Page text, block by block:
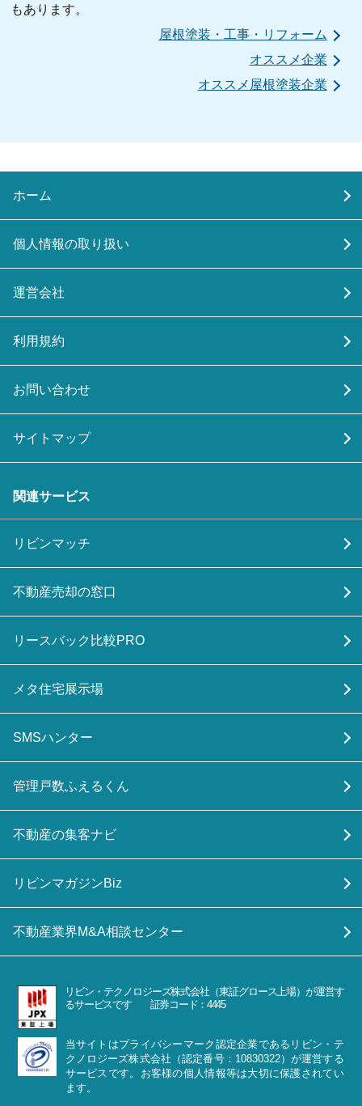
もあります。
屋根塗装・工事・リフォーム
オススメ企業
オススメ屋根塗装企業
ホーム
個人情報の取り扱い
運営会社
利用規約
お問い合わせ
サイトマップ
関連サービス
リビンマッチ
不動産売却の窓口
リースバック比較PRO
メタ住宅展示場
SMSハンター
管理戸数ふえるくん
不動産の集客ナビ
リビンマガジンBiz
不動産業界M&A相談センター
リビン・テクノロジーズ株式会社（東証グロース上場）が運営す
るサービスです 証券コード：4445
当サイトはプライバシーマーク認定企業であるリビン・テ
クノロジーズ株式会社（認定番号：10830322）が運営する
サービスです。お客様の個人情報等は大切に保護されてい
ます。